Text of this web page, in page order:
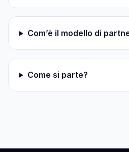
Com’è il modello di
Come si parte?